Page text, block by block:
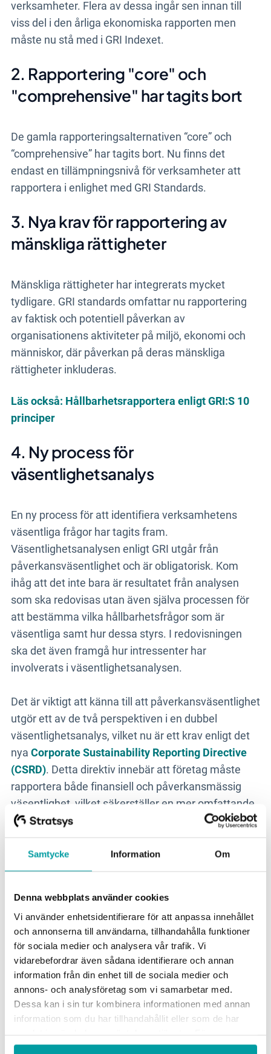
Samtycke Information Om
Denna webbplats använder cookies
Vi använder enhetsidentifierare för att anpassa innehållet
och annonserna till användarna, tillhandahålla funktioner
för sociala medier och analysera vår trafik. Vi
vidarebefordrar även sådana identifierare och annan
information från din enhet till de sociala medier och
annons- och analysföretag som vi samarbetar med.
Dessa kan i sin tur kombinera informationen med annan
information som du har tillhandahållit eller som de har
information, se vårintegritetspolicy.
verksamheter. Flera av dessa ingår sen innan till
viss del i den årliga ekonomiska rapporten men
måste nu stå med i GRI Indexet.
2. Rapportering "core" och
"comprehensive" har tagits bort
De gamla rapporteringsalternativen “core” och
“comprehensive” har tagits bort. Nu finns det
endast en tillämpningsnivå för verksamheter att
rapportera i enlighet med GRI Standards.
3. Nya krav för rapportering av
mänskliga rättigheter
Mänskliga rättigheter har integrerats mycket
tydligare. GRI standards omfattar nu rapportering
av faktisk och potentiell påverkan av
organisationens aktiviteter på miljö, ekonomi och
människor, där påverkan på deras mänskliga
rättigheter inkluderas.
Läs också: Hållbarhetsrapportera enligt GRI:S 10
principer
4. Ny process för
väsentlighetsanalys
En ny process för att identifiera verksamhetens
väsentliga frågor har tagits fram.
Väsentlighetsanalysen enligt GRI utgår från
påverkansväsentlighet och är obligatorisk. Kom
ihåg att det inte bara är resultatet från analysen
som ska redovisas utan även själva processen för
att bestämma vilka hållbarhetsfrågor som är
väsentliga samt hur dessa styrs. I redovisningen
ska det även framgå hur intressenter har
involverats i väsentlighetsanalysen.
Det är viktigt att känna till att påverkansväsentlighet
utgör ett av de två perspektiven i en dubbel
väsentlighetsanalys, vilket nu är ett krav enligt det
nya Corporate Sustainability Reporting Directive
(CSRD). Detta direktiv innebär att företag måste
rapportera både finansiell och påverkansmässig
väsentlighet, vilket säkerställer en mer omfattande
och transparent hållbarhetsrapportering.
5. Integrering av due diligence och
intressentdialog
Förändringarna innebär krav på rapportering av due
diligence och nya riktlinjer kring intressentdialog.
Due diligence liksom intressentdialoger ska
hanteras som löpande processer – det vill säga att
de inte bara ska ses över vid rapporteringen utan
vara en del i det systematiska hållbarhetsarbetet.
Intressentdialoger utgör en viktig del i processen för